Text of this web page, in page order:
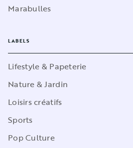
Marabulles
LABELS
Lifestyle & Papeterie
Nature & Jardin
Loisirs créatifs
Sports
Pop Culture